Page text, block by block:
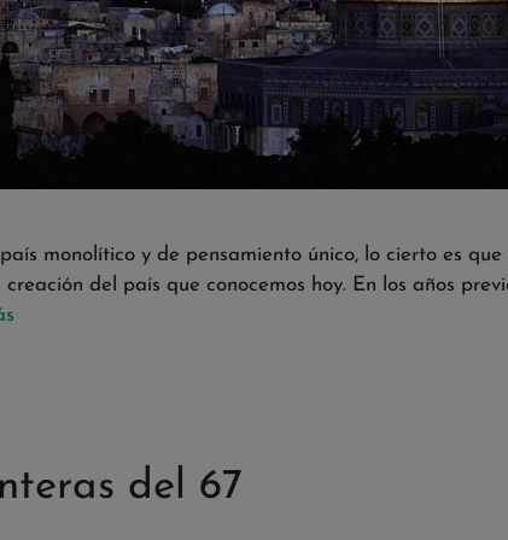
monolítico y de pensamiento único, lo cierto es
del país que conocemos hoy. En los años
del 67